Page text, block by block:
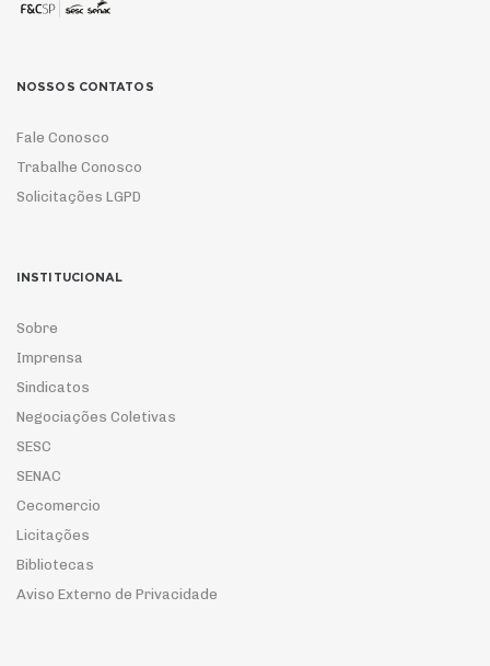
NOSSOS CONTATOS
Fale Conosco
Trabalhe Conosco
Solicitações LGPD
INSTITUCIONAL
Sobre
Imprensa
Sindicatos
Negociações Coletivas
SESC
SENAC
Cecomercio
Licitações
Bibliotecas
Aviso Externo de Privacidade